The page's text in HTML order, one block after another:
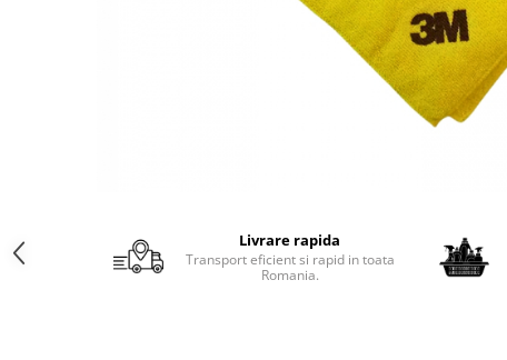
Livrare rapida
Transport eficient si rapid in toata
Romania.